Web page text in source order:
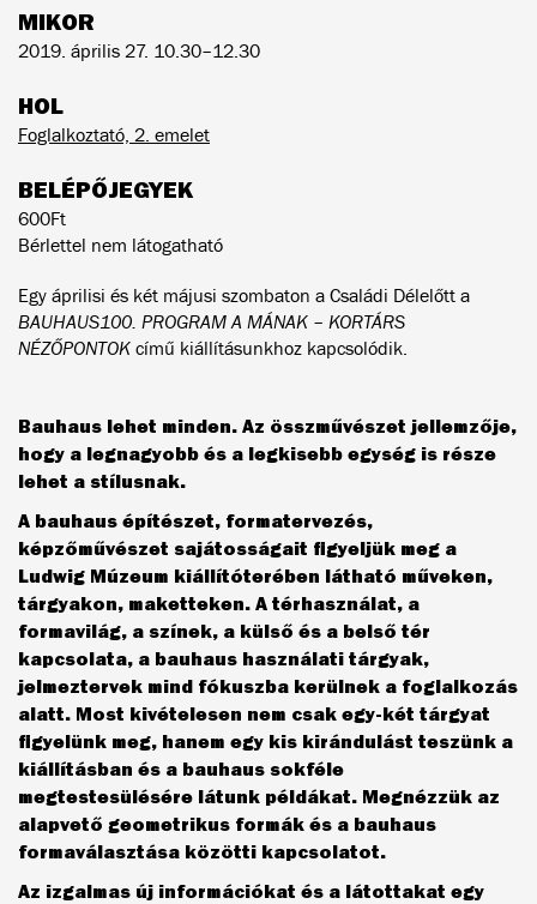
MIKOR
2019. április 27. 10.30–12.30
HOL
Foglalkoztató, 2. emelet
BELÉPŐJEGYEK
600Ft
Bérlettel nem látogatható
Egy áprilisi és két májusi szombaton a Családi Délelőtt a
BAUHAUS100. PROGRAM A MÁNAK – KORTÁRS
NÉZŐPONTOK című kiállításunkhoz kapcsolódik.
Bauhaus lehet minden. Az összművészet jellemzője,
hogy a legnagyobb és a legkisebb egység is része
lehet a stílusnak.
A bauhaus építészet, formatervezés,
képzőművészet sajátosságait figyeljük meg a
Ludwig Múzeum kiállítóterében látható műveken,
tárgyakon, maketteken. A térhasználat, a
formavilág, a színek, a külső és a belső tér
kapcsolata, a bauhaus használati tárgyak,
jelmeztervek mind fókuszba kerülnek a foglalkozás
alatt. Most kivételesen nem csak egy-két tárgyat
figyelünk meg, hanem egy kis kirándulást teszünk a
kiállításban és a bauhaus sokféle
megtestesülésére látunk példákat. Megnézzük az
alapvető geometrikus formák és a bauhaus
formaválasztása közötti kapcsolatot.
Az izgalmas új információkat és a látottakat egy